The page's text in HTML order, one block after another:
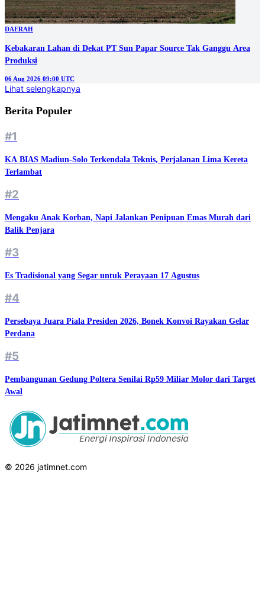
DAERAH
Kebakaran Lahan di Dekat PT Sun Papar Source Tak Ganggu Area
Produksi
06 Aug 2026 09:00 UTC
Lihat selengkapnya
Berita Populer
#1
KA BIAS Madiun-Solo Terkendala Teknis, Perjalanan Lima Kereta
Terlambat
#2
Mengaku Anak Korban, Napi Jalankan Penipuan Emas Murah dari
Balik Penjara
#3
Es Tradisional yang Segar untuk Perayaan 17 Agustus
#4
Persebaya Juara Piala Presiden 2026, Bonek Konvoi Rayakan Gelar
Perdana
#5
Pembangunan Gedung Poltera Senilai Rp59 Miliar Molor dari Target
Awal
© 2026 jatimnet.com